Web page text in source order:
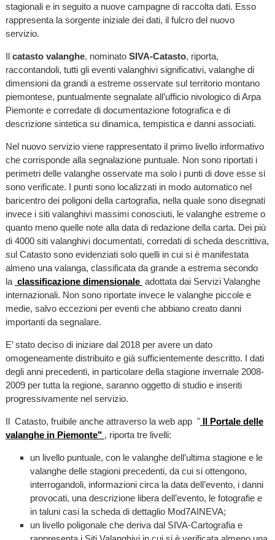
stagionali e in seguito a nuove campagne di raccolta dati. Esso
rappresenta la sorgente iniziale dei dati, il fulcro del nuovo
servizio.
Il catasto valanghe, nominato SIVA-Catasto, riporta,
raccontandoli, tutti gli eventi valanghivi significativi, valanghe di
dimensioni da grandi a estreme osservate sul territorio montano
piemontese, puntualmente segnalate all’ufficio nivologico di Arpa
Piemonte e corredate di documentazione fotografica e di
descrizione sintetica su dinamica, tempistica e danni associati.
Nel nuovo servizio viene rappresentato il primo livello informativo
che corrisponde alla segnalazione puntuale. Non sono riportati i
perimetri delle valanghe osservate ma solo i punti di dove esse si
sono verificate. I punti sono localizzati in modo automatico nel
baricentro dei poligoni della cartografia, nella quale sono disegnati
invece i siti valanghivi massimi conosciuti, le valanghe estreme o
quanto meno quelle note alla data di redazione della carta. Dei più
di 4000 siti valanghivi documentati, corredati di scheda descrittiva,
sul Catasto sono evidenziati solo quelli in cui si è manifestata
almeno una valanga, classificata da grande a estrema secondo
la classificazione dimensionale adottata dai Servizi Valanghe
internazionali. Non sono riportate invece le valanghe piccole e
medie, salvo eccezioni per eventi che abbiano creato danni
importanti da segnalare.
E’ stato deciso di iniziare dal 2018 per avere un dato
omogeneamente distribuito e già sufficientemente descritto. I dati
degli anni precedenti, in particolare della stagione invernale 2008-
2009 per tutta la regione, saranno oggetto di studio e inseriti
progressivamente nel servizio.
Il Catasto, fruibile anche attraverso la web app "Il Portale delle
valanghe in Piemonte" , riporta tre livelli:
un livello puntuale, con le valanghe dell’ultima stagione e le
valanghe delle stagioni precedenti, da cui si ottengono,
interrogandoli, informazioni circa la data dell’evento, i danni
provocati, una descrizione libera dell’evento, le fotografie e
in taluni casi la scheda di dettaglio Mod7AINEVA;
un livello poligonale che deriva dal SIVA-Cartografia e